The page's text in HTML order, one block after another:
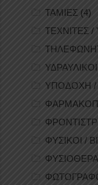
ΤΑΜΙΕΣ (4)
ΤΕΧΝΙΤΕΣ /
ΥΔΡΑΥΛΙΚΟΙ
ΥΠΟΔΟΧΗ /
ΦΥΣΙΚΟΙ /